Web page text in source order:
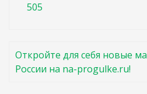
505
Откройте для себя новые
России на na-progulke.ru!